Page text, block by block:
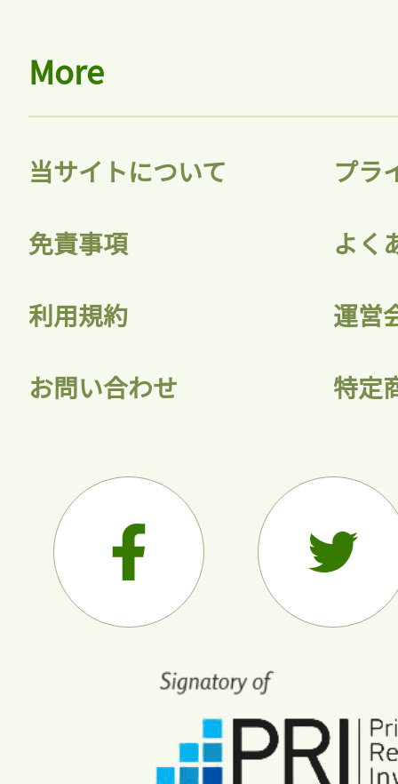
More
当サイトについて プラ
免責事項 よく
利用規約 運営
お問い合わせ 特定